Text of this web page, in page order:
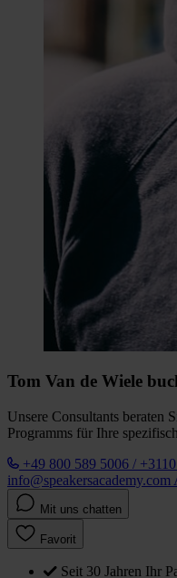
Tom Van de Wiele
Unsere Consultants beraten
Programms für Ihre
+49 800 589 5006 /
info@speakersacademy.com
Mit uns chatten
Favorit
Seit 30 Jahren Ihr